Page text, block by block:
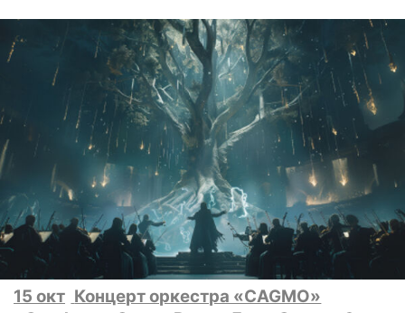
15 окт Концерт оркестра «CAGMO»